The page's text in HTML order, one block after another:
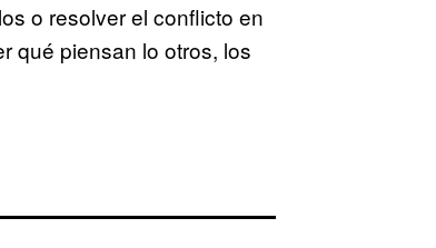
o resolver el conflicto en
qué piensan lo otros, los